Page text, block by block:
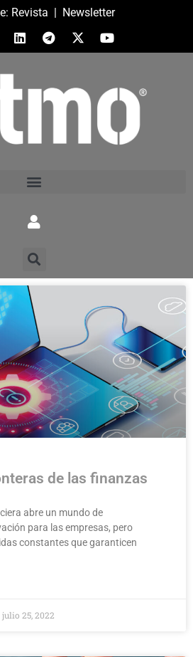
Revista | Newsletter
de las finanzas
abre un mundo de
para las empresas, pero
constantes que garanticen
julio 25, 2022